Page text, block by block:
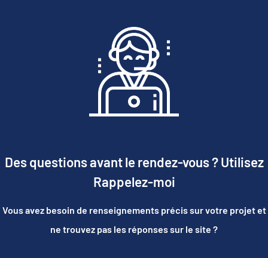
Des questions avant le rendez-vous ? Utilisez
Rappelez-moi
Vous avez besoin de renseignements précis sur votre projet et
ne trouvez pas les réponses sur le site ?